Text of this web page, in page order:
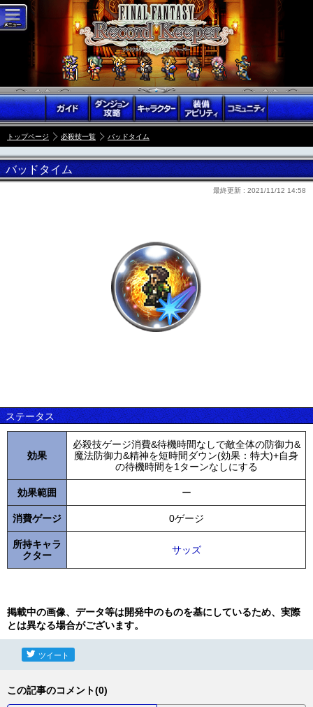
トップページ 必殺技一覧 バッドタイム
バッドタイム
最終更新 : 2021/11/12 14:58
ステータス
効果
必殺技ゲージ消費&待機時間なしで敵全体の防御力&
魔法防御力&精神を短時間ダウン(効果：特大)+自身
の待機時間を1ターンなしにする
効果範囲 ー
消費ゲージ 0ゲージ
所持キャラ
クター
サッズ
掲載中の画像、データ等は開発中のものを基にしているため、実際
とは異なる場合がございます。
ツイート
この記事のコメント(0)